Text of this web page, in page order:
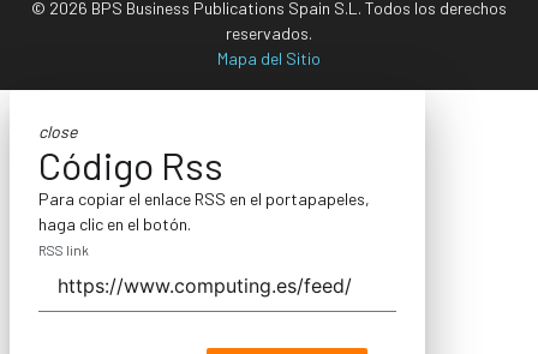
© 2026 BPS Business Publications Spain S.L. Todos los derechos
reservados.
Mapa del Sitio
close
Código Rss
Para copiar el enlace RSS en el portapapeles,
haga clic en el botón.
RSS link